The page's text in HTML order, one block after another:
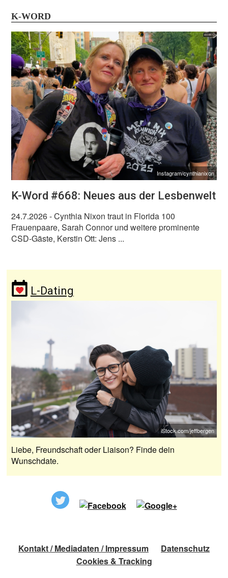
K-WORD
Instagram/cynthianixon
K-Word #668: Neues aus der Lesbenwelt
24.7.2026- Cynthia Nixon traut in Florida 100
Frauenpaare, Sarah Connor und weitere prominente
CSD-Gäste, Kerstin Ott: Jens ...
L-Dating
iStock.com/jeffbergen
Liebe, Freundschaft oder Liaison? Finde dein
Wunschdate.
Kontakt / Mediadaten / Impressum
Datenschutz
Cookies & Tracking